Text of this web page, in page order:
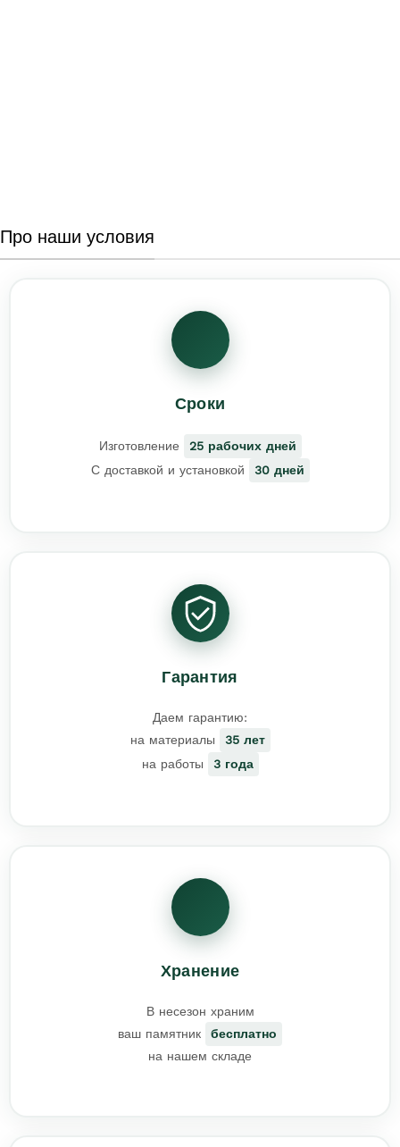
Про наши условия
Сроки
Изготовление
25 рабочих дней
С доставкой и установкой
30 дней
Гарантия
Даем гарантию:
на материалы
35 лет
на работы
3 года
Хранение
В несезон храним
ваш памятник
бесплатно
на нашем складе